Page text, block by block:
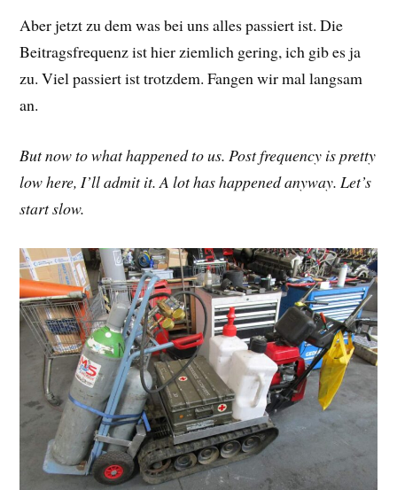
Aber jetzt zu dem was bei uns alles passiert ist. Die
Beitragsfrequenz ist hier ziemlich gering, ich gib es ja
zu. Viel passiert ist trotzdem. Fangen wir mal langsam
an.
But now to what happened to us. Post frequency is pretty
low here, I’ll admit it. A lot has happened anyway. Let’s
start slow.